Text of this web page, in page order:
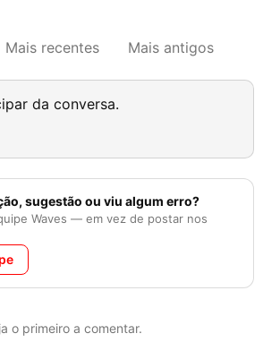
Mais recentes Mais antigos
da conversa.
sugestão ou viu algum erro?
Waves — em vez de postar nos
o primeiro a comentar.